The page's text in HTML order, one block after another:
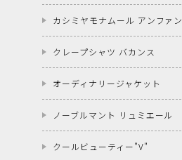
カシミヤモナムール アンファン
クレープシャツ バカンス
オーディナリージャケット
ノーブルマント リュミエール
クールビューティー"V"